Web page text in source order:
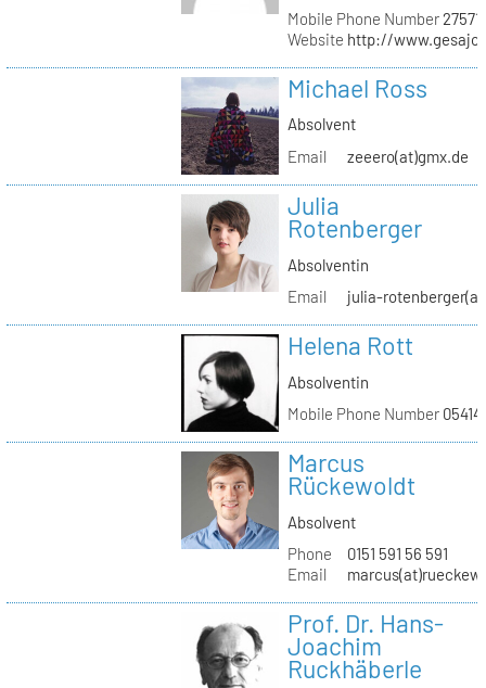
Mobile Phone Number
Website http://
Michael Ross
Absolvent
Email
zeeero(at)gmx.de
Julia
Rotenberger
Absolventin
Email
julia-
Helena Rott
Absolventin
Mobile Phone Number
Marcus
Rückewoldt
Absolvent
Phone
0151 591 56 591
Email
Prof. Dr. Hans-
Joachim
Ruckhäberle